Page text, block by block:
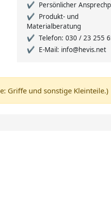
Persönlicher
Produkt- und
Materialberatung
Telefon: 030 / 23 255
E-Mail: info@hevis.net
Griffe und sonstige Kleinteile.)